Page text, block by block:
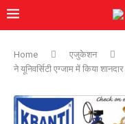
Home एजुकेशन
ने यूनिवर्सिटी एग्जाम में किया